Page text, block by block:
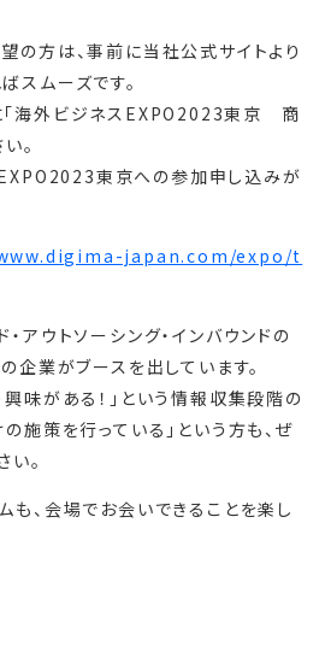
の方は、事前に当社公式サイトより
スムーズです。
海外ビジネスEXPO2023東京 商
。
東京への参加申し込みが
japan.com/expo/t
アウトソーシング・インバウンドの
企業がブースを出しています。
興味がある！」という情報収集段階の
施策を行っている」という方も、ぜ
。
も、会場でお会いできることを楽し